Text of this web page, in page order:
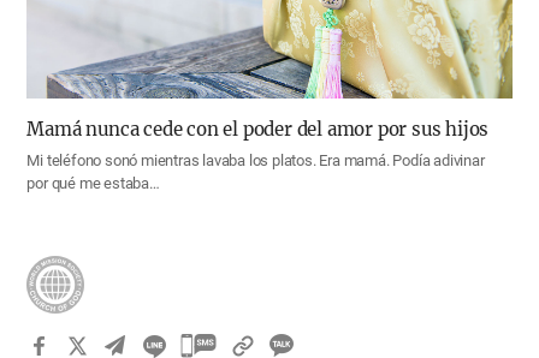
Mamá nunca cede con el poder del amor por sus hijos
Mi teléfono sonó mientras lavaba los platos. Era mamá. Podía adivinar
por qué me estaba…
카